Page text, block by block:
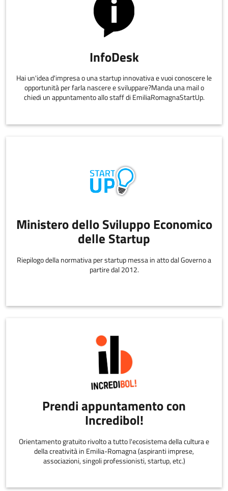
InfoDesk
Hai un'idea d'impresa o una startup innovativa e vuoi conoscere le
opportunità per farla nascere e sviluppare?Manda una mail o
chiedi un appuntamento allo staff di EmiliaRomagnaStartUp.
Ministero dello Sviluppo Economico
delle Startup
Riepilogo della normativa per startup messa in atto dal Governo a
partire dal 2012.
Prendi appuntamento con
Incredibol!
Orientamento gratuito rivolto a tutto l'ecosistema della cultura e
della creatività in Emilia-Romagna (aspiranti imprese,
associazioni, singoli professionisti, startup, etc.)